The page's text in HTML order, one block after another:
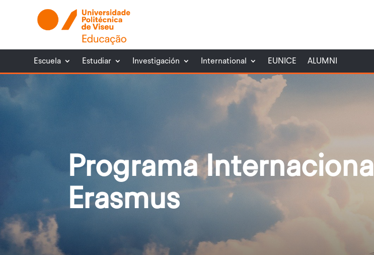
Escuela Estudiar Investigación International EUNICE ALUMNI
Programa Internacional
Erasmus